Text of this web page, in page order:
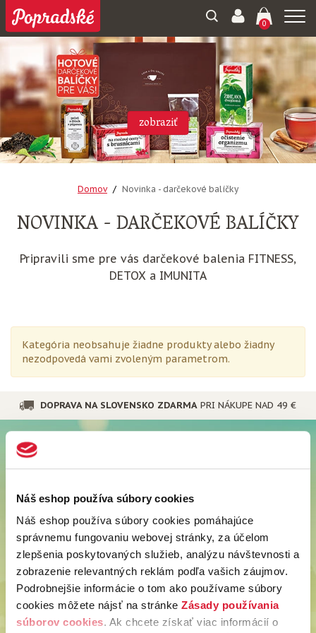
Náš eshop používa súbory cookies
Náš eshop používa súbory cookies pomáhajúce
správnemu fungovaniu webovej stránky, za účelom
zlepšenia poskytovaných služieb, analýzu návštevnosti a
zobrazenie relevantných reklám podľa vašich záujmov.
Podrobnejšie informácie o tom ako používame súbory
cookies môžete nájsť na stránke Zásady používania
súborov cookies. Ak chcete získať viac informácií o
0
zobraziť
Domov Novinka - darčekové balíčky
NOVINKA - DARČEKOVÉ BALÍČKY
Pripravili sme pre vás darčekové balenia FITNESS,
DETOX a IMUNITA
Kategória neobsahuje žiadne produkty alebo žiadny
nezodpovedá vami zvoleným parametrom.
DOPRAVA NA SLOVENSKO ZDARMA PRI NÁKUPE NAD 49 €
UŽITOČNÉ INFORMÁCIE
Možnosti a ceny doručenia
Možnosti platby
Obchodné podmienky
Odstúpiť od zmluvy tu
Ochrana osobných údajov
Používanie súborov cookies
Nastavenie cookies
Vyhlásenie o prístupnosti